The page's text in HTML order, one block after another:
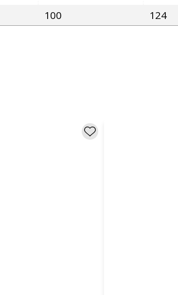
100 124